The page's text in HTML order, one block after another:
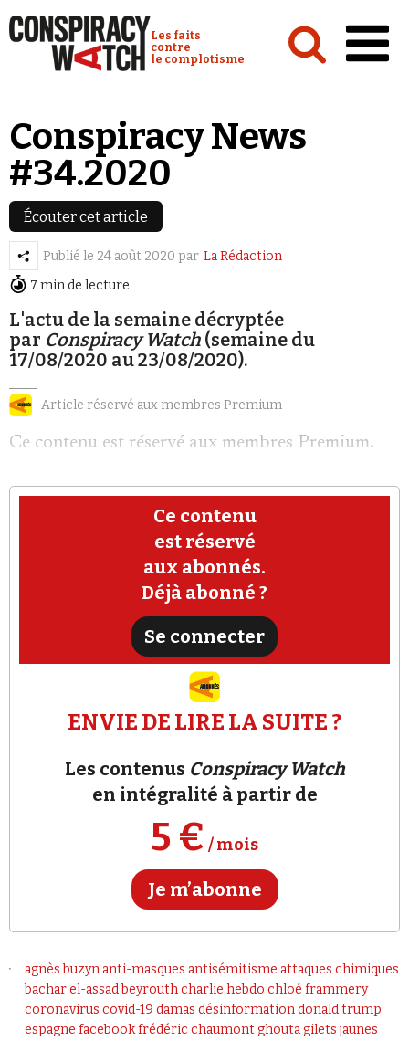
Conspiracy Watch :
Les faits
contre
le complotisme
Analyses
Conspipédia
Vidéos
Émissions
Revues de presse
Newsletter
Faire un don
Demander à Vera
Se connecter
Conspiracy News
#34.2020
Écouter cet article
Publié le 24 août 2020 par La Rédaction
7 min de lecture
L'actu de la semaine décryptée
par Conspiracy Watch (semaine du
17/08/2020 au 23/08/2020).
Article réservé aux membres Premium
Ce contenu est réservé aux membres Premium.
Ce contenu
est réservé
aux abonnés.
Déjà abonné ?
Se connecter
ENVIE DE LIRE LA SUITE ?
Les contenus Conspiracy Watch
en intégralité à partir de
5 € / mois
Je m’abonne
agnès buzyn anti-masques antisémitisme attaques chimiques
bachar el-assadbeyrouthcharlie hebdo chloé frammery
coronavirus covid-19 damas désinformationdonald trump
espagne facebookfrédéric chaumontghoutagilets jaunes